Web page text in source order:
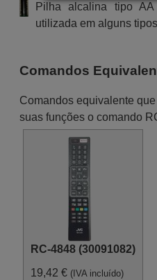
Pilha alcalina tipo
utilizada em alguns
Comandos
Comandos equivalente
suas funções o comando
RC-4848 (30091082)
19,42 € (IVA incluído)